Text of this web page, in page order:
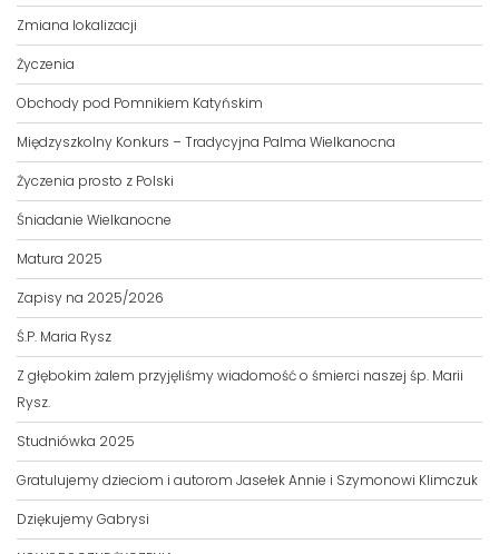
Zmiana lokalizacji
Życzenia
Obchody pod Pomnikiem Katyńskim
Międzyszkolny Konkurs – Tradycyjna Palma Wielkanocna
Życzenia prosto z Polski
Śniadanie Wielkanocne
Matura 2025
Zapisy na 2025/2026
Ś.P. Maria Rysz
Z głębokim żalem przyjęliśmy wiadomość o śmierci naszej śp. Marii
Rysz.
Studniówka 2025
Gratulujemy dzieciom i autorom Jasełek Annie i Szymonowi Klimczuk
Dziękujemy Gabrysi